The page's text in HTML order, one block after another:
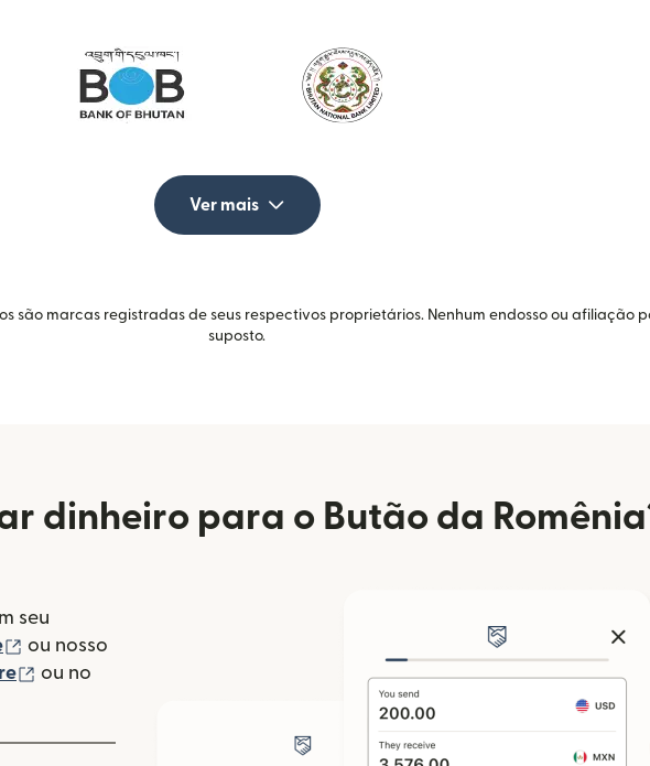
Ver mais
são marcas registradas de seus respectivos proprietários. Nenhum endosso ou afiliação
suposto.
dinheiro para o Butão da
seu
(abre em uma nova janela)
ou nosso
(abre em uma nova janela)
ou no